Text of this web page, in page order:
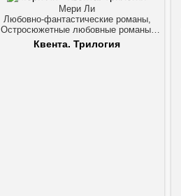
Мери Ли
Любовно-фантастические романы,
Остросюжетные любовные романы,
Триллеры
Квента. Трилогия